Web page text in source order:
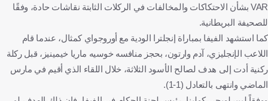
VAR بشأن الاحتكاكات والمخالفات في الركلات الثابتة نقاشات حادة، وفقًا
للصحيفة البريطانية.
كما استشهد الفيفا بمباراة إنجلترا الودية مع أوروجواي كمثال، عندما قام
اللاعب الإنجليزي، آدم وارتون، بحجز منافسه خوسيه ماريا خيمينيز، قبل ركلة
ركنية أدت إلى هدف لصالح الأسود الثلاثة، خلال اللقاء الذي أقيم في مارس
الماضي وانتهى بالتعادل (1-1).